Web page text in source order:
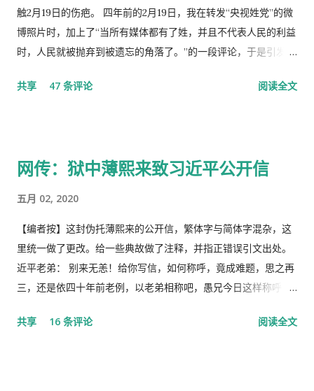
触2月19日的伤疤。 四年前的2月19日，我在转发“央视姓党”的微
博照片时，加上了“当所有媒体都有了姓，并且不代表人民的利益
时，人民就被抛弃到被遗忘的角落了。”的一段评论，于是引发了
分！因此，每年的2月19日我都坚决的放下手中的笔，以守护曾经
病共同伤害的结果。 几天之后媒体上、网络上疯传着2月23日中
着比七千人大会更重要的现实意义，也被称为是一次伟大的会
议。 网上许多人在用各种方式吹嘘和吹捧这次大会的伟大意义，
并且格外的强调这次会议中最重要的党的主席的长篇讲话，是一
个鼓舞人心、英明正确的战略部署，为世界指明了防治疫情的方
特色社会主义制度的伟大胜利。“体现了”党中央对疫情形势的判
共享 47 条评论 阅读全文
网传：狱中薄熙来致习近平公开信
五月 02, 2020
【编者按】这封伪托薄熙来的公开信，繁体字与简体字混杂，这
里统一做了更改。给一些典故做了注释，并指正错误引文出处。
近平老弟： 别来无恙！给你写信，如何称呼，竟成难题，思之再
三，还是依四十年前老例，以老弟相称吧，愚兄今日这样称呼
些难分难解的缘由，作为中共老一辈革命家的第一代传人，我俩
共享 16 条评论 阅读全文